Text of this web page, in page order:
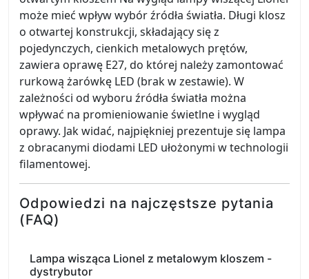
może mieć wpływ wybór źródła światła. Długi klosz
o otwartej konstrukcji, składający się z
pojedynczych, cienkich metalowych prętów,
zawiera oprawę E27, do której należy zamontować
rurkową żarówkę LED (brak w zestawie). W
zależności od wyboru źródła światła można
wpływać na promieniowanie świetlne i wygląd
oprawy. Jak widać, najpiękniej prezentuje się lampa
z obracanymi diodami LED ułożonymi w technologii
filamentowej.
Odpowiedzi na najczęstsze pytania
(FAQ)
Lampa wisząca Lionel z metalowym kloszem -
dystrybutor